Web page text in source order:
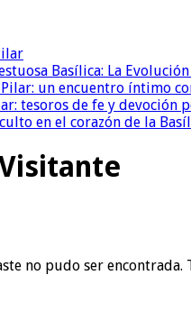
Basílica: La
un encuentro íntimo
tesoros de fe y devoción
en el corazón de la
no pudo ser encontrada.